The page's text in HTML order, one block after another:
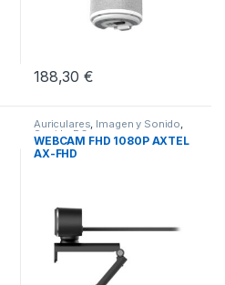
188,30€
Auriculares, Imagen y Sonido,
Sonido PC
WEBCAM FHD 1080P AXTEL
AX-FHD